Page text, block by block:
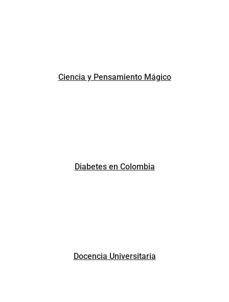
Ciencia y Pensamiento Mágico
Diabetes en Colombia
Docencia Universitaria